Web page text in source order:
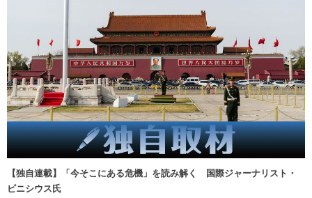
【独自連載】「今そこにある危機」を読み解く 国際ジャーナリスト・
ビニシウス氏